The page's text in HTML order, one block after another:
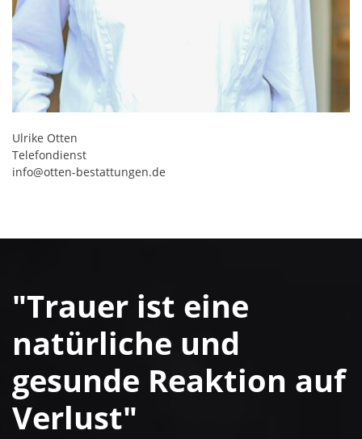
Ulrike Otten
Telefondienst
info@otten-bestattungen.de
"Trauer ist eine
natürliche und
gesunde Reaktion auf
Verlust"